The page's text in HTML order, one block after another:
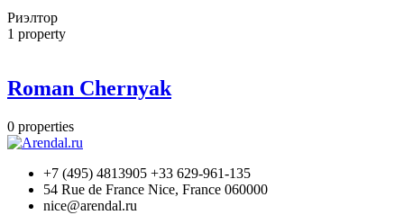
Риэлтор
1 property
Roman Chernyak
0 properties
+7 (495) 4813905 +33 629-961-135
54 Rue de France Nice, France 060000
nice@arendal.ru